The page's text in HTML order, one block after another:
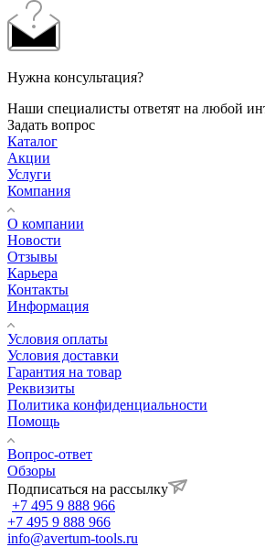
Нужна консультация?
Наши специалисты ответят на любой
Задать вопрос
Каталог
Акции
Услуги
Компания
О компании
Новости
Отзывы
Карьера
Контакты
Информация
Условия оплаты
Условия доставки
Гарантия на товар
Реквизиты
Политика конфиденциальности
Помощь
Вопрос-ответ
Обзоры
Подписаться на рассылку
+7 495 9 888 966
+7 495 9 888 966
info@avertum-tools.ru